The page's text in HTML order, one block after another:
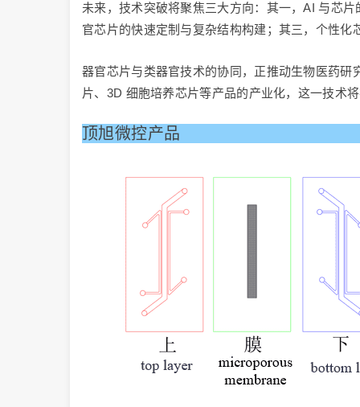
未来，技术突破将聚焦三大方向：其一，AI 与芯
官芯片的快速定制与复杂结构构建；其三，个性
器官芯片与类器官技术的协同，正推动生物医药研
片、3D 细胞培养芯片等产品的产业化，这一技术
顶旭微控产品